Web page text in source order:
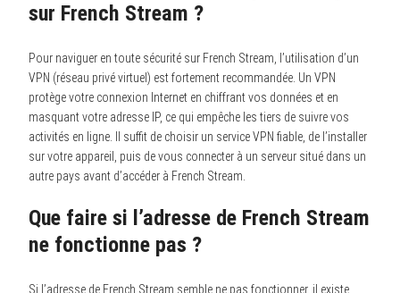
sur French Stream ?
Pour naviguer en toute sécurité sur French Stream, l’utilisation d’un
VPN (réseau privé virtuel) est fortement recommandée. Un VPN
protège votre connexion Internet en chiffrant vos données et en
masquant votre adresse IP, ce qui empêche les tiers de suivre vos
activités en ligne. Il suffit de choisir un service VPN fiable, de l’installer
sur votre appareil, puis de vous connecter à un serveur situé dans un
autre pays avant d’accéder à French Stream.
Que faire si l’adresse de French Stream
ne fonctionne pas ?
Si l’adresse de French Stream semble ne pas fonctionner, il existe